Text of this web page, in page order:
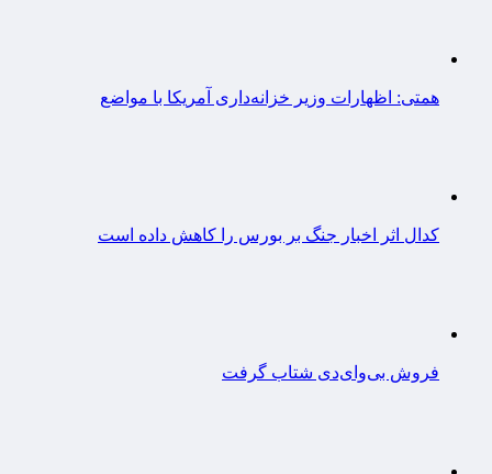
همتی: اظهارات وزیر خزانه‌داری آمریکا با مواضع
کدال اثر اخبار جنگ بر بورس را کاهش داده است
فروش بی‌وای‌دی شتاب گرفت